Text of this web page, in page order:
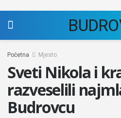
Početna Mjesto
Sveti Nikola i
razveselili
Budrovcu